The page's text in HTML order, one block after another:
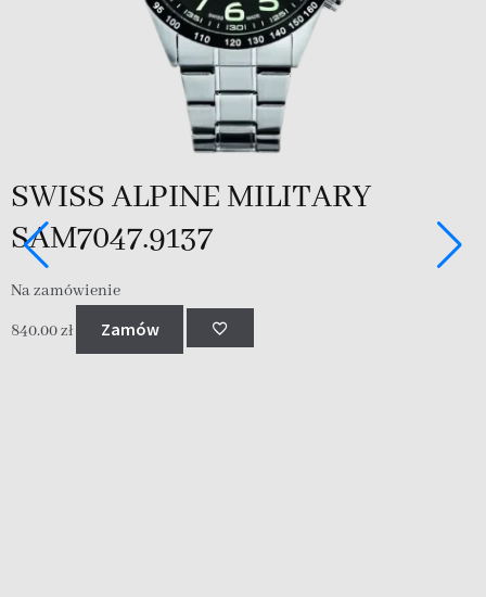
SWISS ALPINE MILITARY
SAM7047.9137
Na zamówienie
840.00zł Zamów